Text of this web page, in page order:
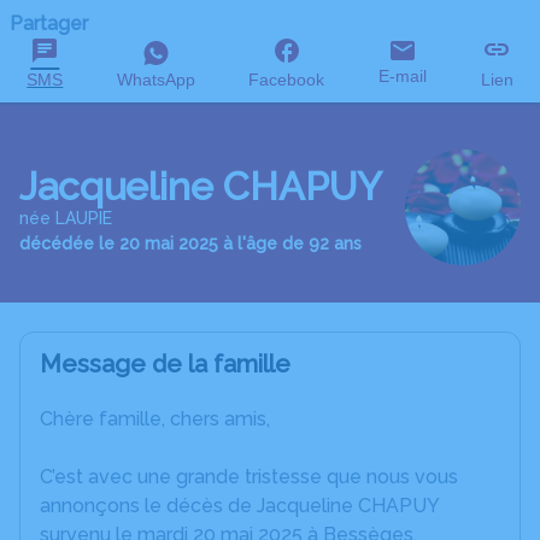
Partager
SMS WhatsApp Facebook E-mail Lien
Jacqueline CHAPUY
née LAUPIE
décédée le 20 mai 2025 à l'âge de 92 ans
Message de la famille
Chère famille, chers amis,
C’est avec une grande tristesse que nous vous
annonçons le décès de Jacqueline CHAPUY
survenu le mardi 20 mai 2025 à Bessèges.